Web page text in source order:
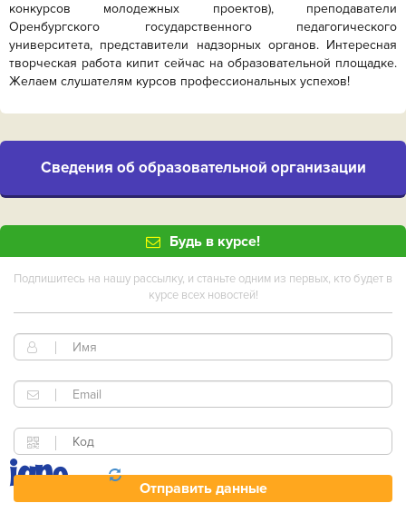
конкурсов молодежных проектов), преподаватели
Оренбургского государственного педагогического
университета, представители надзорных органов. Интересная
творческая работа кипит сейчас на образовательной площадке.
Желаем слушателям курсов профессиональных успехов!
Cведения об образовательной организации
Будь в курсе!
Подпишитесь на нашу рассылку, и станьте одним из первых, кто будет в
курсе всех новостей!